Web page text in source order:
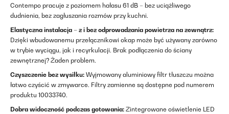
Contempo pracuje z poziomem hałasu 61 dB – bez uciążliwego
dudnienia, bez zagłuszania rozmów przy kuchni.
Elastyczna instalacja – z i bez odprowadzania powietrza na zewnątrz:
Dzięki wbudowanemu przełącznikowi okap może być używany zarówno
w trybie wyciągu, jak i recyrkulacji. Brak podłączenia do ściany
zewnętrznej? Żaden problem.
Czyszczenie bez wysiłku: Wyjmowany aluminiowy filtr tłuszczu można
łatwo czyścić w zmywarce. Filtry zamienne są dostępne pod numerem
produktu 10033740.
Dobra widoczność podczas gotowania: Zintegrowane oświetlenie LED